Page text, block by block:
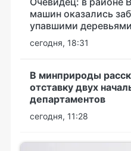
машин оказались
упавшими деревьями
сегодня, 18:31
В минприроды
отставку двух
департаментов
сегодня, 11:28